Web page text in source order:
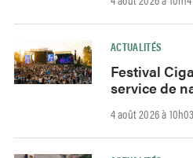
ACTUALITÉS
Festival
service de
4 août 2026 à 10h03